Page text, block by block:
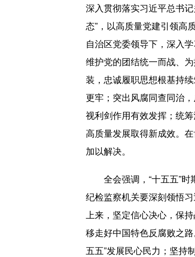
深入贯彻落实习近平总书
态”，以高质量党建引领高
自治区党委领导下，深入
维护党的团结统一而战、
装，忠诚履职思想根基持
更牢；突出风腐同查同治
视利剑作用有效发挥；统
高质量发展取得新成效。
加以解决。
全会强调，“十五五”时
纪检监察机关要深刻领悟
上来，坚定信心决心，保
移走好中国特色反腐败之
五五”发展民心民力；坚持